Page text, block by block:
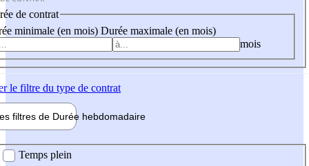
de contrat
minimale (en mois) Durée maximale (en mois)
mois
le filtre du type de contrat
filtres de Durée hebdomadaire
Temps plein